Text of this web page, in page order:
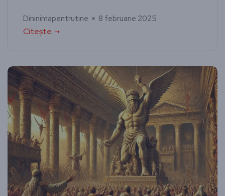
Dininimapentrutine 8 februarie 2025
Citește